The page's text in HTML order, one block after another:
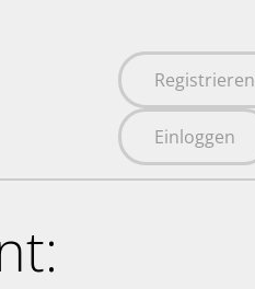
Registrieren
Einloggen